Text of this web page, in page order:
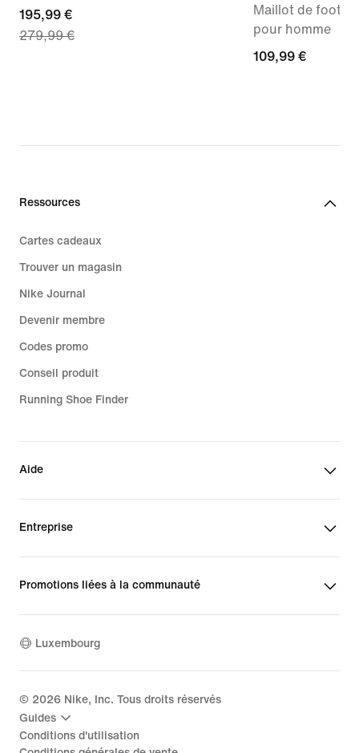
current
price
195,99 €
279,99 €
Maillot de foot
pour homme
109,99 €
109,99 €
Ressources
Cartes cadeaux
Trouver un magasin
Nike Journal
Devenir membre
Codes promo
Conseil produit
Running Shoe Finder
Aide
Entreprise
Promotions liées à la communauté
Luxembourg
© 2026 Nike, Inc. Tous droits réservés
Guides
Conditions d'utilisation